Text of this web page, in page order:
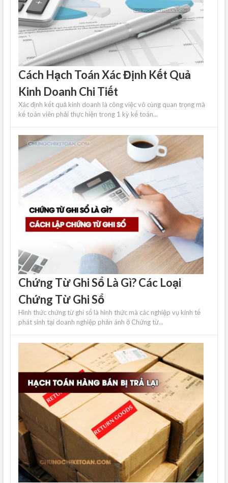
Cách Hạch Toán Xác Định Kết Quả
Kinh Doanh Chi Tiết
Xác định kết quả kinh doanh là công việc vô cùng quan trọng mà
kế toán viên phải thực hiện trong 1 kỳ kế toán...
Chứng Từ Ghi Sổ Là Gì? Các Loại
Chứng Từ Ghi Sổ
Hình thức chứng từ ghi sổ là hình thức mà các nghiệp vụ kinh tế
phát sinh tại doanh nghiệp phản ánh ở Chứng từ...